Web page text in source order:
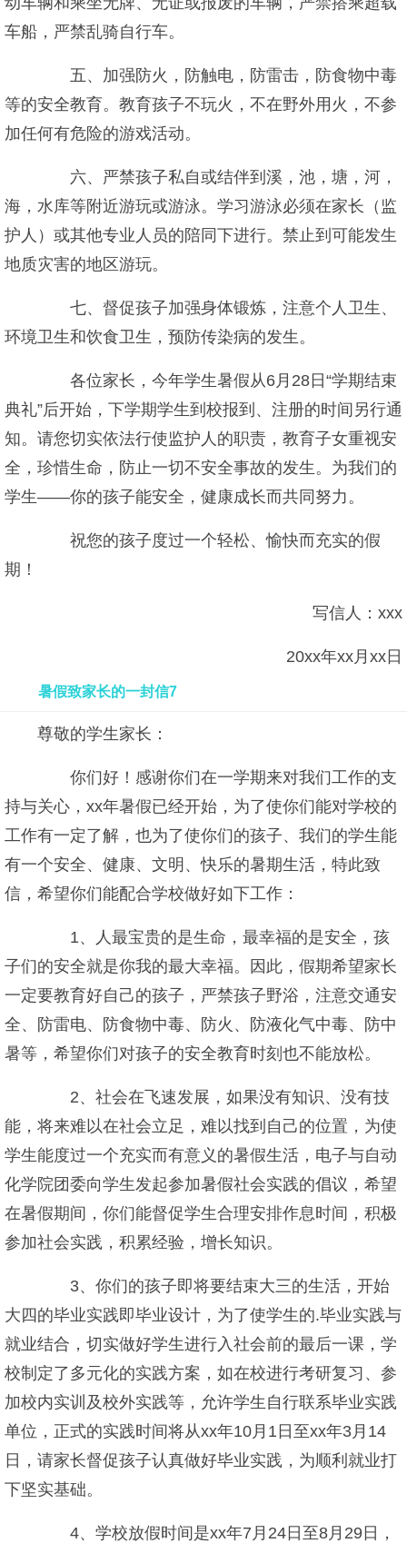
车船，严禁乱骑自行车。
五、加强防火，防触电，防雷击，防食物中毒
等的安全教育。教育孩子不玩火，不在野外用火，不参
加任何有危险的游戏活动。
六、严禁孩子私自或结伴到溪，池，塘，河，
海，水库等附近游玩或游泳。学习游泳必须在家长（监
护人）或其他专业人员的陪同下进行。禁止到可能发生
地质灾害的地区游玩。
七、督促孩子加强身体锻炼，注意个人卫生、
环境卫生和饮食卫生，预防传染病的发生。
各位家长，今年学生暑假从6月28日“学期结束
典礼”后开始，下学期学生到校报到、注册的时间另行通
知。请您切实依法行使监护人的职责，教育子女重视安
全，珍惜生命，防止一切不安全事故的发生。为我们的
学生——你的孩子能安全，健康成长而共同努力。
祝您的孩子度过一个轻松、愉快而充实的假
期！
写信人：xxx
20xx年xx月xx日
暑假致家长的一封信7
尊敬的学生家长：
你们好！感谢你们在一学期来对我们工作的支
持与关心，xx年暑假已经开始，为了使你们能对学校的
工作有一定了解，也为了使你们的孩子、我们的学生能
有一个安全、健康、文明、快乐的暑期生活，特此致
信，希望你们能配合学校做好如下工作：
1、人最宝贵的是生命，最幸福的是安全，孩
子们的安全就是你我的最大幸福。因此，假期希望家长
一定要教育好自己的孩子，严禁孩子野浴，注意交通安
全、防雷电、防食物中毒、防火、防液化气中毒、防中
暑等，希望你们对孩子的安全教育时刻也不能放松。
2、社会在飞速发展，如果没有知识、没有技
能，将来难以在社会立足，难以找到自己的位置，为使
学生能度过一个充实而有意义的暑假生活，电子与自动
化学院团委向学生发起参加暑假社会实践的倡议，希望
在暑假期间，你们能督促学生合理安排作息时间，积极
参加社会实践，积累经验，增长知识。
3、你们的孩子即将要结束大三的生活，开始
大四的毕业实践即毕业设计，为了使学生的.毕业实践与
就业结合，切实做好学生进行入社会前的最后一课，学
校制定了多元化的实践方案，如在校进行考研复习、参
加校内实训及校外实践等，允许学生自行联系毕业实践
单位，正式的实践时间将从xx年10月1日至xx年3月14
日，请家长督促孩子认真做好毕业实践，为顺利就业打
下坚实基础。
4、学校放假时间是xx年7月24日至8月29日，